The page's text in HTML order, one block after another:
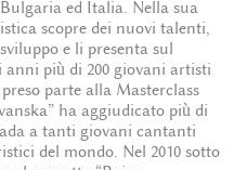
ed Italia. Nella sua
scopre dei nuovi talenti,
e li presenta sul
più di 200 giovani artisti
parte alla Masterclass
ha aggiudicato più di
a tanti giovani cantanti
del mondo. Nel 2010 sotto